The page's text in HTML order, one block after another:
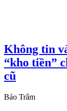
Không tin
“kho tiền”
cũ
Bảo Trâm